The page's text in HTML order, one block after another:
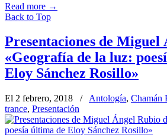
Read more →
Back to Top
Presentaciones de Miguel
«Geografía de la luz:
Eloy Sánchez Rosillo»
El 2 febrero, 2018 / Antología, Chamán
trance, Presentación